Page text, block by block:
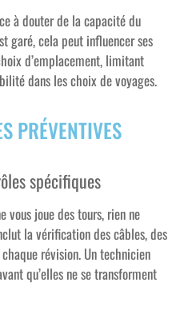
à douter de la capacité du
garé, cela peut influencer ses
d’emplacement, limitant
dans les choix de voyages.
PRÉVENTIVES
spécifiques
vous joue des tours, rien ne
la vérification des câbles, des
révision. Un technicien
qu’elles ne se transforment